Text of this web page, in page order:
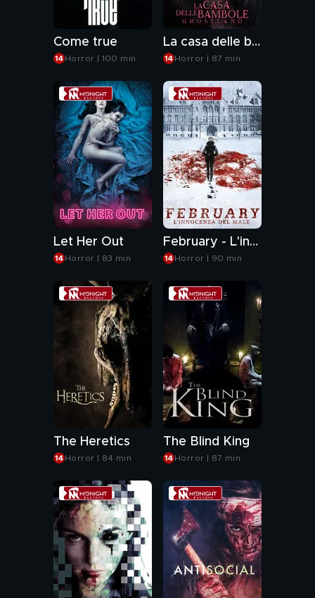
Come true
Horror | 100 min
La casa delle bambole - Ghostland
Horror | 87 min
Let Her Out
Horror | 83 min
February - L'innocenza del male
Horror | 90 min
The Heretics
Horror | 84 min
The Blind King
Horror | 87 min